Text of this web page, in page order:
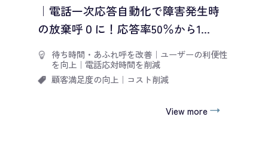
｜電話一次応答自動化で障害発生時
の放棄呼０に！応答率50％から1...
待ち時間・あふれ呼を改善｜ ユーザーの利便性
を向上 ｜ 電話応対時間を削減
顧客満足度の向上｜ コスト削減
View more